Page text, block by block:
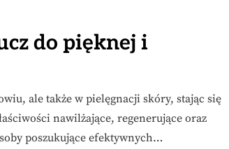
do pięknej i
ale także w pielęgnacji skóry, stając się
nawilżające, regenerujące oraz
poszukujące efektywnych…